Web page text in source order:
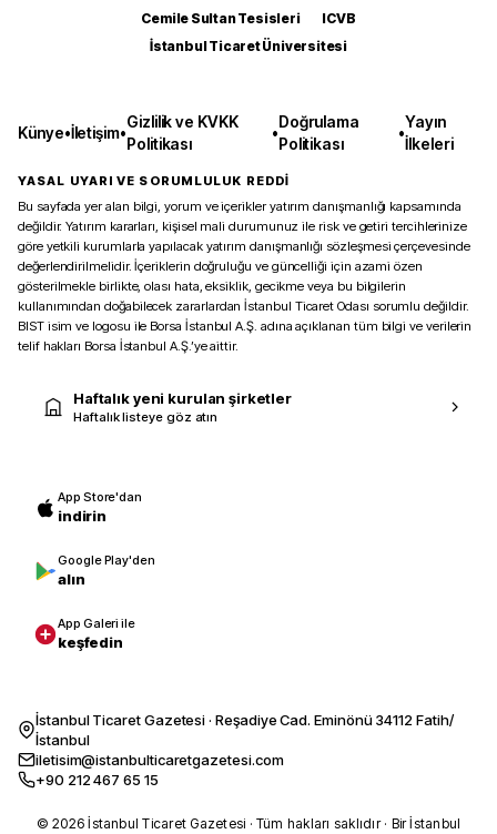
Cemile Sultan Tesisleri
ICVB
İstanbul Ticaret Üniversitesi
Künye•İletişim•
Gizlilik ve KVKK
Politikası
•
Doğrulama
Politikası
•
Yayın
İlkeleri
YASAL UYARI VE SORUMLULUK REDDİ
Bu sayfada yer alan bilgi, yorum ve içerikler yatırım danışmanlığı kapsamında
değildir. Yatırım kararları, kişisel mali durumunuz ile risk ve getiri tercihlerinize
göre yetkili kurumlarla yapılacak yatırım danışmanlığı sözleşmesi çerçevesinde
değerlendirilmelidir. İçeriklerin doğruluğu ve güncelliği için azami özen
gösterilmekle birlikte, olası hata, eksiklik, gecikme veya bu bilgilerin
kullanımından doğabilecek zararlardan İstanbul Ticaret Odası sorumlu değildir.
BIST isim ve logosu ile Borsa İstanbul A.Ş. adına açıklanan tüm bilgi ve verilerin
telif hakları Borsa İstanbul A.Ş.’ye aittir.
Haftalık yeni kurulan şirketler
Haftalık listeye göz atın
App Store'dan
indirin
Google Play'den
alın
App Galeri ile
keşfedin
İstanbul Ticaret Gazetesi · Reşadiye Cad. Eminönü 34112 Fatih/
İstanbul
iletisim@istanbulticaretgazetesi.com
+90 212 467 65 15
© 2026 İstanbul Ticaret Gazetesi · Tüm hakları saklıdır · Bir İstanbul